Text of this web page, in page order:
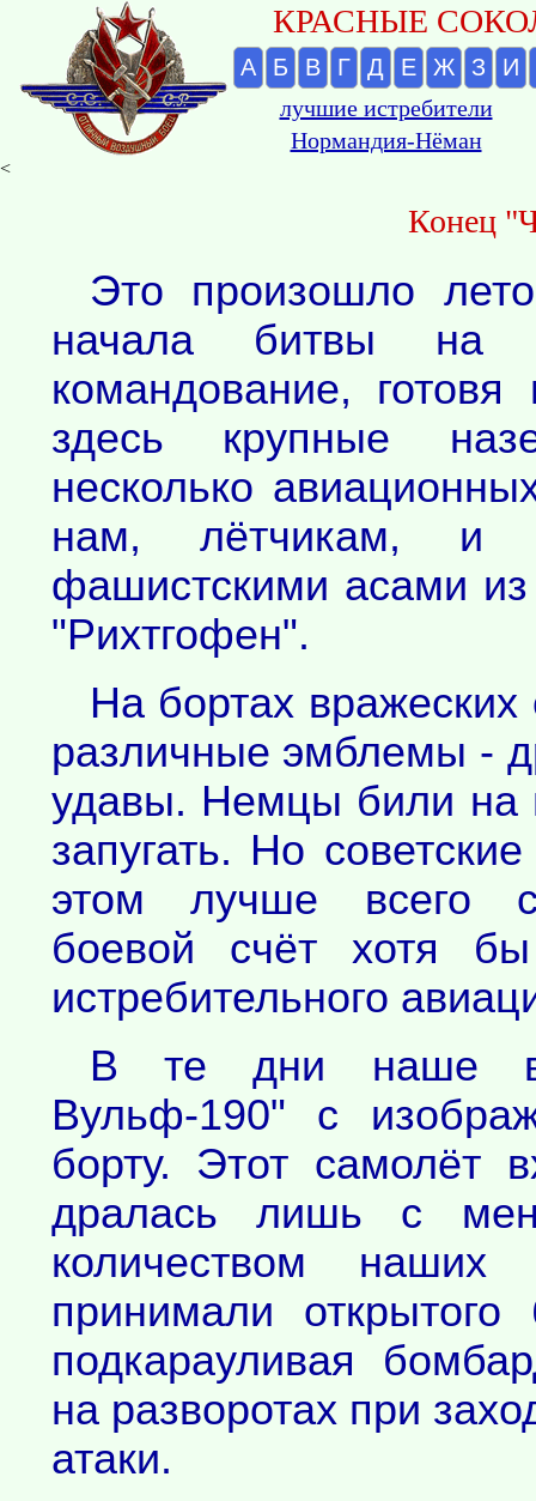
КРАСНЫЕ
А Б В Г Д Е Ж З И
лучшие истребители
Нормандия-Нёман
<
Конец
Это произошло
начала битвы на
командование, готовя
здесь крупные
несколько
нам, лётчикам, и
фашистскими асами
"Рихтгофен".
На бортах
различные эмблемы -
удавы. Немцы били на
запугать. Но
этом лучше всего
боевой счёт хотя бы
истребительного
В те дни наше
Вульф-190" с
борту. Этот самолёт
дралась лишь с
количеством
принимали
подкарауливая
на разворотах при
атаки.